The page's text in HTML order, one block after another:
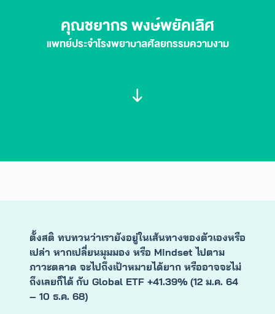
คุณชยากร พงษ์พยัคเลิศ
แพทย์ประจำโรงพยาบาลศัลยกรรมความงาม
ตั้งสติ ทบทวนว่าเรายังอยู่ในเส้นทางของตัวเองหรือ
เปล่า หากเปลี่ยนมุมมอง หรือ Mindset ไปตาม
ภาวะตลาด จะไปถึงเป้าหมายได้ยาก หรืออาจจะไม่
ถึงเลยก็ได้ กับ Global ETF +41.39% (12 ม.ค. 64
– 10 ธ.ค. 68)